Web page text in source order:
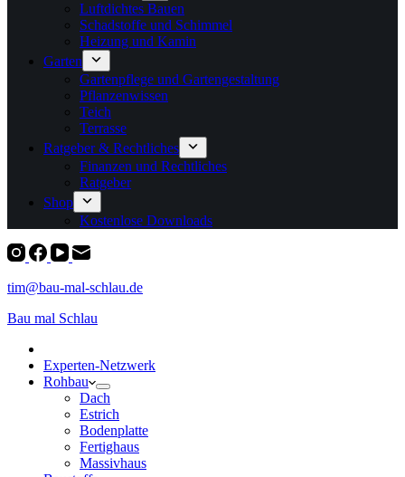
Luftdichtes Bauen
Schadstoffe und Schimmel
Heizung und Kamin
Garten
Gartenpflege und Gartengestaltung
Pflanzenwissen
Teich
Terrasse
Ratgeber & Rechtliches
Finanzen und Rechtliches
Ratgeber
Shop
Kostenlose Downloads
tim@bau-mal-schlau.de
Bau mal Schlau
Experten-Netzwerk
Rohbau
Dach
Estrich
Bodenplatte
Fertighaus
Massivhaus